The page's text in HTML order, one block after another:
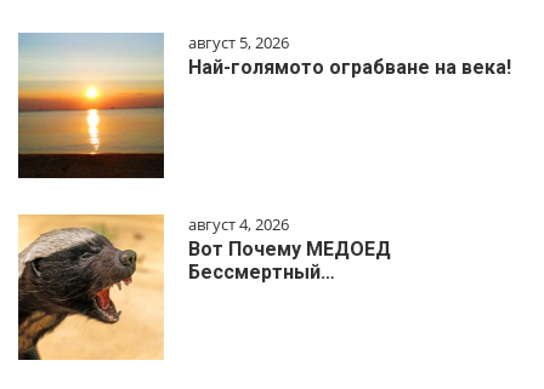
август 5, 2026
Най-голямото ограбване на века!
август 4, 2026
Вот Почему МЕДОЕД
Бессмертный…